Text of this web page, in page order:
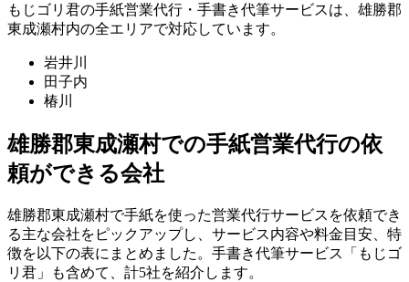
もじゴリ君の手紙営業代行・手書き代筆サービスは、雄勝郡
東成瀬村内の全エリアで対応しています。
岩井川
田子内
椿川
雄勝郡東成瀬村での手紙営業代行の依
頼ができる会社
雄勝郡東成瀬村で手紙を使った営業代行サービスを依頼でき
る主な会社をピックアップし、サービス内容や料金目安、特
徴を以下の表にまとめました。手書き代筆サービス「もじゴ
リ君」も含めて、計5社を紹介します。